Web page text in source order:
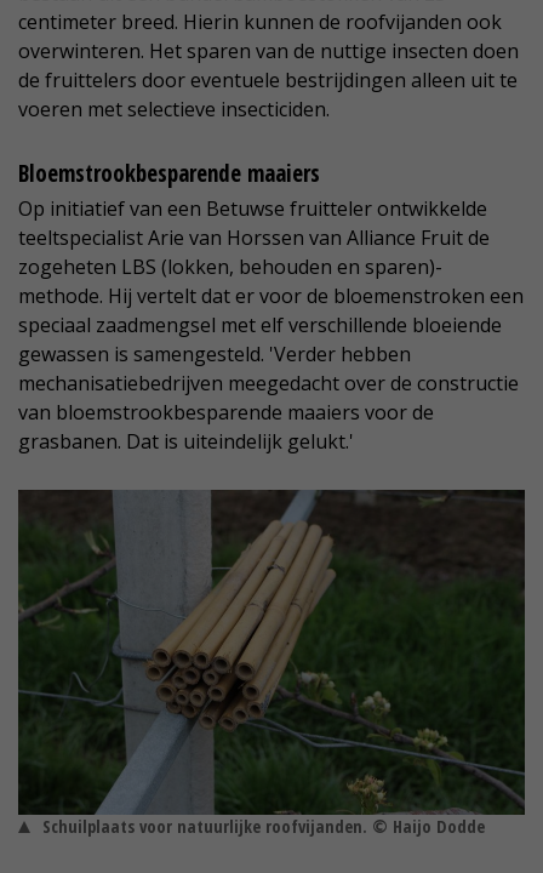
centimeter breed. Hierin kunnen de roofvijanden ook
overwinteren. Het sparen van de nuttige insecten doen
de fruittelers door eventuele bestrijdingen alleen uit te
voeren met selectieve insecticiden.
Bloemstrookbesparende maaiers
Op initiatief van een Betuwse fruitteler ontwikkelde
teeltspecialist Arie van Horssen van Alliance Fruit de
zogeheten LBS (lokken, behouden en sparen)-
methode. Hij vertelt dat er voor de bloemenstroken een
speciaal zaadmengsel met elf verschillende bloeiende
gewassen is samengesteld. 'Verder hebben
mechanisatiebedrijven meegedacht over de constructie
van bloemstrookbesparende maaiers voor de
grasbanen. Dat is uiteindelijk gelukt.'
Schuilplaats voor natuurlijke roofvijanden. © Haijo Dodde